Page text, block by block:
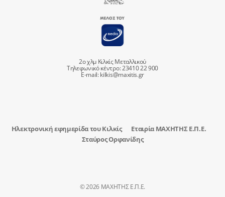
2ο χλμ Κιλκίς Μεταλλικού
Τηλεφωνικό κέντρο: 23410 22 900
E-mail:kilkis@maxitis.gr
Ηλεκτρονική εφημερίδα του Κιλκίς
Εταιρία ΜΑΧΗΤΗΣ Ε.Π.Ε.
Σταύρος Ορφανίδης
© 2026 ΜΑΧΗΤΗΣ Ε.Π.Ε.